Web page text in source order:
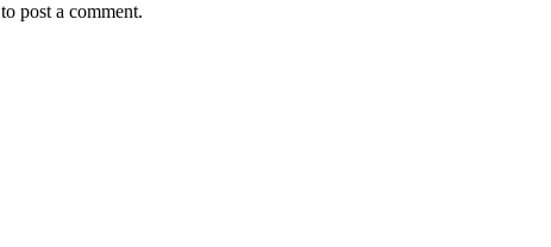
to post a comment.